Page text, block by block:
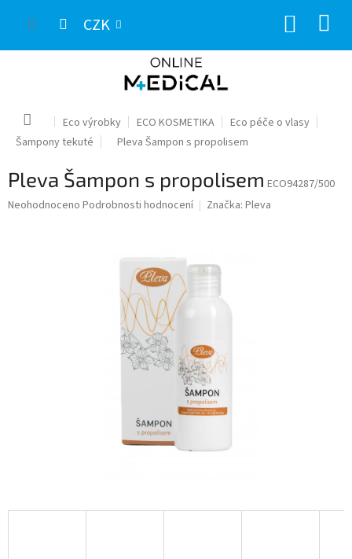
CZK
Domů Eco výrobky ECO KOSMETIKA
Eco péče o vlasy
Šampony tekuté
Pleva Šampon s propolisem
Pleva Šampon s propolisem ECO94287/500
Průměrné
Neohodnoceno Podrobnosti hodnocení Značka: Pleva